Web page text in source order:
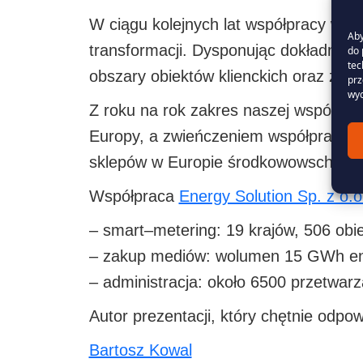
do
W ciągu kolejnych lat współpracy
transformacji. Dysponując
obszary obiektów klienckich oraz
Z roku na rok zakres naszej
Europy, a zwieńczeniem
sklepów w Europie
Współpraca Energy Solution Sp. z
– smart–metering: 19 krajów, 506
– zakup mediów: wolumen 15 GWh
– administracja: około 6500
Autor prezentacji, który chętnie
Bartosz Kowal